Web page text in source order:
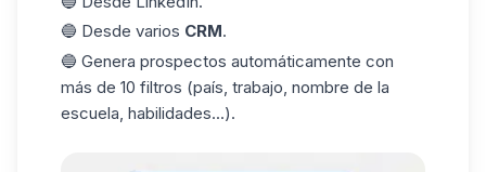
🔵 Desde varios CRM.
🔵 Genera prospectos automáticamente con
más de 10 filtros (país, trabajo, nombre de la
escuela, habilidades...).